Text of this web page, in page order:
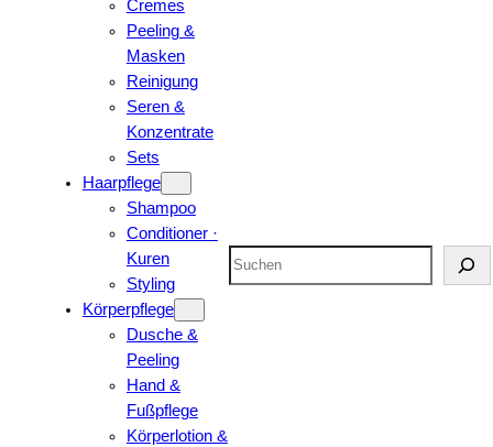
Cremes
Peeling &
Masken
Reinigung
Seren &
Konzentrate
Sets
Haarpflege
Shampoo
Conditioner ·
Kuren
Styling
Körperpflege
Dusche &
Peeling
Hand &
Fußpflege
Körperlotion &
Suchen